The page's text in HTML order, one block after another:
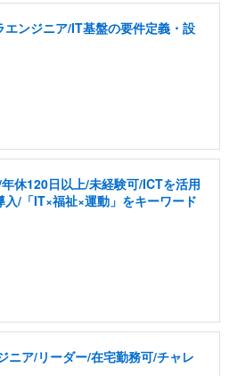
エンジニア/IT基盤の要件定義・設
休120日以上/未経験可/ICTを活用
入/「IT×福祉×運動」をキーワード
ニア/リーダー/在宅勤務可/チャレ